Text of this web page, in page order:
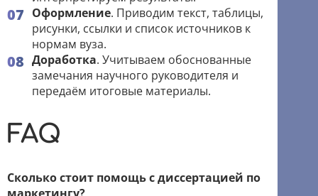
Оформление. Приводим текст, таблицы,
рисунки, ссылки и список источников к
нормам вуза.
Доработка. Учитываем обоснованные
замечания научного руководителя и
передаём итоговые материалы.
FAQ
Сколько стоит помощь с диссертацией по